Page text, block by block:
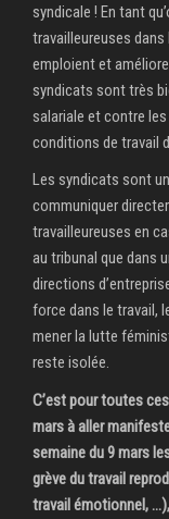
syndicale ! En tant
travailleureuses
emploient et
syndicats sont très
salariale et contre
conditions de travail
Les syndicats sont
communiquer
travailleureuses en
au tribunal que dans
directions
force dans le travail,
mener la lutte
reste isolée.
C’est pour toutes
mars à aller
semaine du 9 mars
grève du travail
travail émotionnel,